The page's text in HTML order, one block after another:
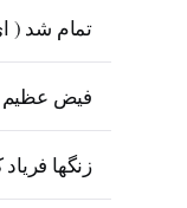
تمام شد (
فیض عظیم
زنگها